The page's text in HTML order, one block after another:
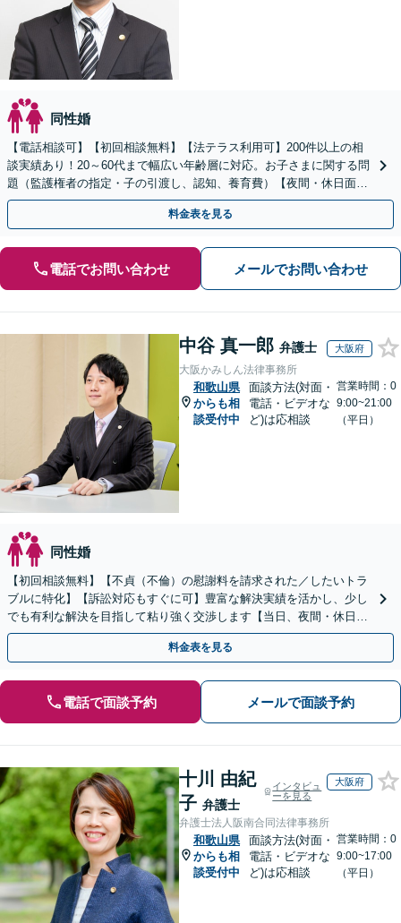
同性婚
【電話相談可】【初回相談無料】【法テラス利用可】200件以上の相
談実績あり！20～60代まで幅広い年齢層に対応。お子さまに関する問
題（監護権者の指定・子の引渡し、認知、養育費）【夜間・休日面談
可】【完全個室】【子連れ相談可】【丸太町駅6分】
料金表を見る
電話でお問い合わせ メールでお問い合わせ
中谷 真一郎 弁護士 大阪府
大阪かみしん法律事務所
和歌山県
からも相
談受付中
面談方法(対面・
電話・ビデオな
ど)は応相談
営業時間：0
9:00~21:00
（平日）
同性婚
【初回相談無料】【不貞（不倫）の慰謝料を請求された／したいトラ
ブルに特化】【訴訟対応もすぐに可】豊富な解決実績を活かし、少し
でも有利な解決を目指して粘り強く交渉します【当日、夜間・休日相
談可】
料金表を見る
電話で面談予約 メールで面談予約
十川 由紀
子 弁護士
インタビュ
ーを見る
大阪府
弁護士法人阪南合同法律事務所
和歌山県
からも相
談受付中
面談方法(対面・
電話・ビデオな
ど)は応相談
営業時間：0
9:00~17:00
（平日）